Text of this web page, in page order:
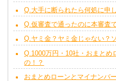
Q.大手に断られたら何処に申
Q.仮審査で通ったのに本審査
Q.ヤミ金？ヤミ金じゃない？
Q.1000万円・10社・おまとめ
の！？
おまとめローンとマイナンバ